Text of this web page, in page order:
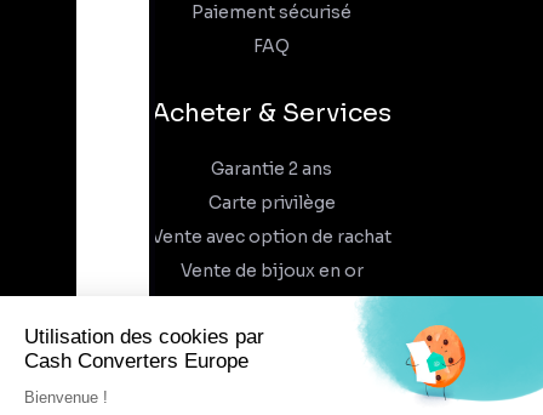
Paiement sécurisé
FAQ
Acheter & Services
Garantie 2 ans
Carte privilège
Vente avec option de rachat
Vente de bijoux en or
À propos